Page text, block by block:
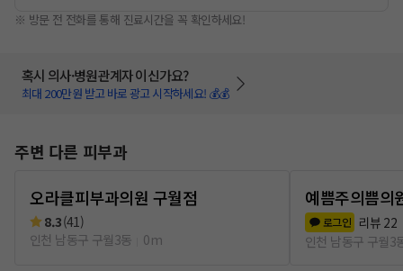
※ 방문 전 전화를 통해 진료시간을 꼭 확인하세요!
혹시 의사·병원관계자 이신가요?
최대 200만원 받고 바로 광고 시작하세요! 💰💰
주변 다른 피부과
오라클피부과의원 구월점
8.3(41)
인천 남동구 구월3동
0m
예쁨주의쁨의
로그인 리뷰 22
인천 남동구 구월3